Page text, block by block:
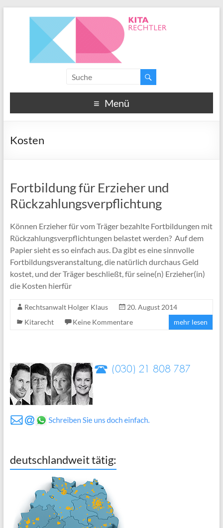
Menü
Kosten
Fortbildung für Erzieher und
Rückzahlungsverpflichtung
Können Erzieher für vom Träger bezahlte Fortbildungen mit
Rückzahlungsverpflichtungen belastet werden? Auf dem
Papier sieht es so einfach aus. Da gibt es eine sinnvolle
Fortbildungsveranstaltung, die natürlich durchaus Geld
kostet, und der Träger beschließt, für seine(n) Erzieher(in)
die Kosten hierfür
Rechtsanwalt Holger Klaus
20. August 2014
Kitarecht
Keine Kommentare mehr lesen
deutschlandweit tätig: